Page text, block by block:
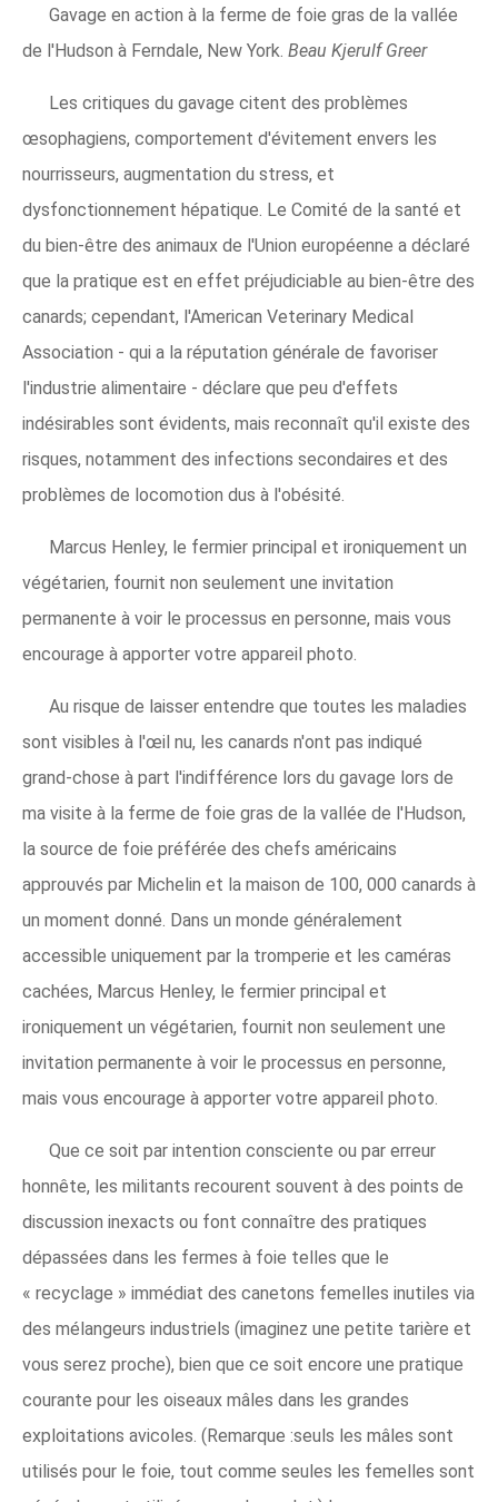
Gavage en action à la ferme de foie gras de la vallée
de l'Hudson à Ferndale, New York. Beau Kjerulf Greer
Les critiques du gavage citent des problèmes
œsophagiens, comportement d'évitement envers les
nourrisseurs, augmentation du stress, et
dysfonctionnement hépatique. Le Comité de la santé et
du bien-être des animaux de l'Union européenne a déclaré
que la pratique est en effet préjudiciable au bien-être des
canards; cependant, l'American Veterinary Medical
Association - qui a la réputation générale de favoriser
l'industrie alimentaire - déclare que peu d'effets
indésirables sont évidents, mais reconnaît qu'il existe des
risques, notamment des infections secondaires et des
problèmes de locomotion dus à l'obésité.
Marcus Henley, le fermier principal et ironiquement un
végétarien, fournit non seulement une invitation
permanente à voir le processus en personne, mais vous
encourage à apporter votre appareil photo.
Au risque de laisser entendre que toutes les maladies
sont visibles à l'œil nu, les canards n'ont pas indiqué
grand-chose à part l'indifférence lors du gavage lors de
ma visite à la ferme de foie gras de la vallée de l'Hudson,
la source de foie préférée des chefs américains
approuvés par Michelin et la maison de 100, 000 canards à
un moment donné. Dans un monde généralement
accessible uniquement par la tromperie et les caméras
cachées, Marcus Henley, le fermier principal et
ironiquement un végétarien, fournit non seulement une
invitation permanente à voir le processus en personne,
mais vous encourage à apporter votre appareil photo.
Que ce soit par intention consciente ou par erreur
honnête, les militants recourent souvent à des points de
discussion inexacts ou font connaître des pratiques
dépassées dans les fermes à foie telles que le
« recyclage » immédiat des canetons femelles inutiles via
des mélangeurs industriels (imaginez une petite tarière et
vous serez proche), bien que ce soit encore une pratique
courante pour les oiseaux mâles dans les grandes
exploitations avicoles. (Remarque :seuls les mâles sont
utilisés pour le foie, tout comme seules les femelles sont